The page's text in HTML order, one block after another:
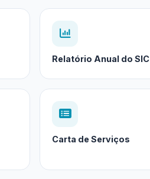
Relatório Anual do SIC
Carta de Serviços